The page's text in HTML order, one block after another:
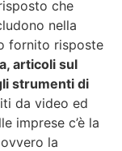
che
nella
fornito risposte
articoli sul
strumenti di
da video ed
imprese c’è la
la